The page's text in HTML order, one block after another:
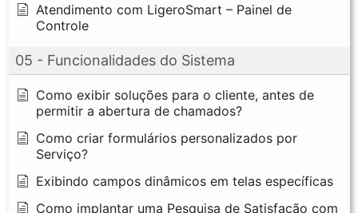
Atendimento com LigeroSmart – Painel de
Controle
05 - Funcionalidades do Sistema
Como exibir soluções para o cliente, antes de
permitir a abertura de chamados?
Como criar formulários personalizados por
Serviço?
Exibindo campos dinâmicos em telas específicas
Como implantar uma Pesquisa de Satisfação com